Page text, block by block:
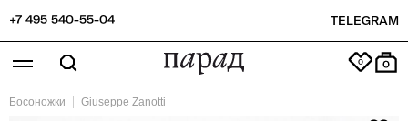
+7 495 540-55-04 TELEGRAM
0
Босоножки Giuseppe Zanotti